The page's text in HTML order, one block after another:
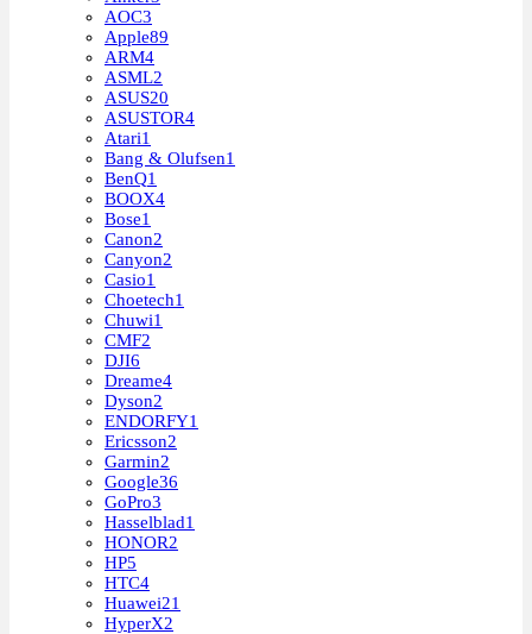
AOC3
Apple89
ARM4
ASML2
ASUS20
ASUSTOR4
Atari1
Bang & Olufsen1
BenQ1
BOOX4
Bose1
Canon2
Canyon2
Casio1
Choetech1
Chuwi1
CMF2
DJI6
Dreame4
Dyson2
ENDORFY1
Ericsson2
Garmin2
Google36
GoPro3
Hasselblad1
HONOR2
HP5
HTC4
Huawei21
HyperX2